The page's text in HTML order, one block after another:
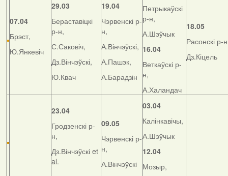
07.04
Брэст,
Ю.Янкевіч
29.03
Бераставіцкі
р-н,
С.Саковіч,
Дз.Вінчэўскі,
Ю.Квач
19.04
Чэрвенскі р-
н,
А.Вінчэўскі,
А.Пашэк,
А.Барадзін
Петрыкаўскі
р-н,
А.Шэўчык
16.04
Веткаўскі р-
н,
А.Халандач
18.05
Расонскі р-
Дз.Кіцель
23.04
Гродзенскі р-
н,
Дз.Вінчэўскі et
al.
09.05
Чэрвенскі р-
н,
А.Вінчэўскі
03.04
Калінкавічы,
А.Шэўчык
12.04
Мозыр,